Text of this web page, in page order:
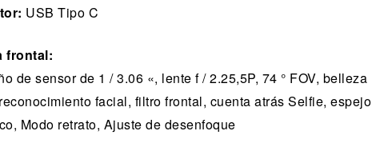
USB Tipo C
frontal:
de sensor de 1 / 3.06 «, lente f / 2.25,5P, 74 ° FOV, belleza
facial, filtro frontal, cuenta atrás Selfie, espejo
Modo retrato, Ajuste de desenfoque